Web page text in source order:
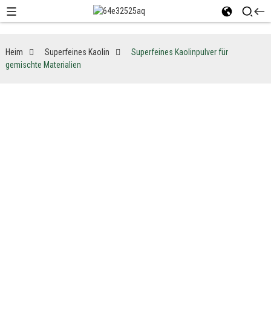
Heim Superfeines Kaolin
Superfeines Kaolinpulver für
gemischte Materialien